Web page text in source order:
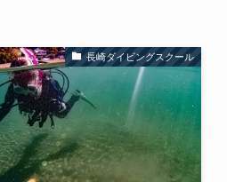
長崎ダイビングスクール